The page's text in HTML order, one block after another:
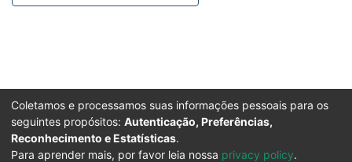
Coletamos e processamos suas informações pessoais para os
seguintes propósitos: Autenticação, Preferências,
Reconhecimento e Estatísticas.
Para aprender mais, por favor leia nossa privacy policy.